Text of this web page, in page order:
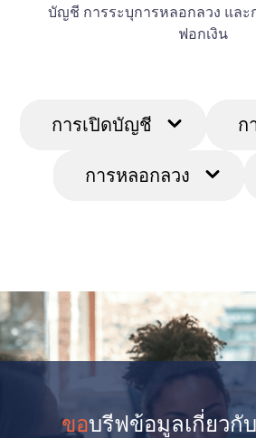
บัญชี การระบุการหลอกลวง แล
ฟอกเงิน
การเปิดบัญชี ก
การหลอกลวง
ขอบรีฟข้อมูลเกี่ยวกั